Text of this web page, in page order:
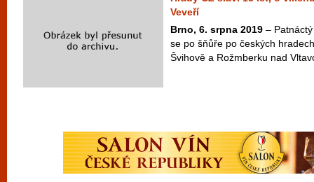
Veveří
Brno, 6. srpna 2019 –
se po šňůře po českých
Švihově a Rožmberku nad